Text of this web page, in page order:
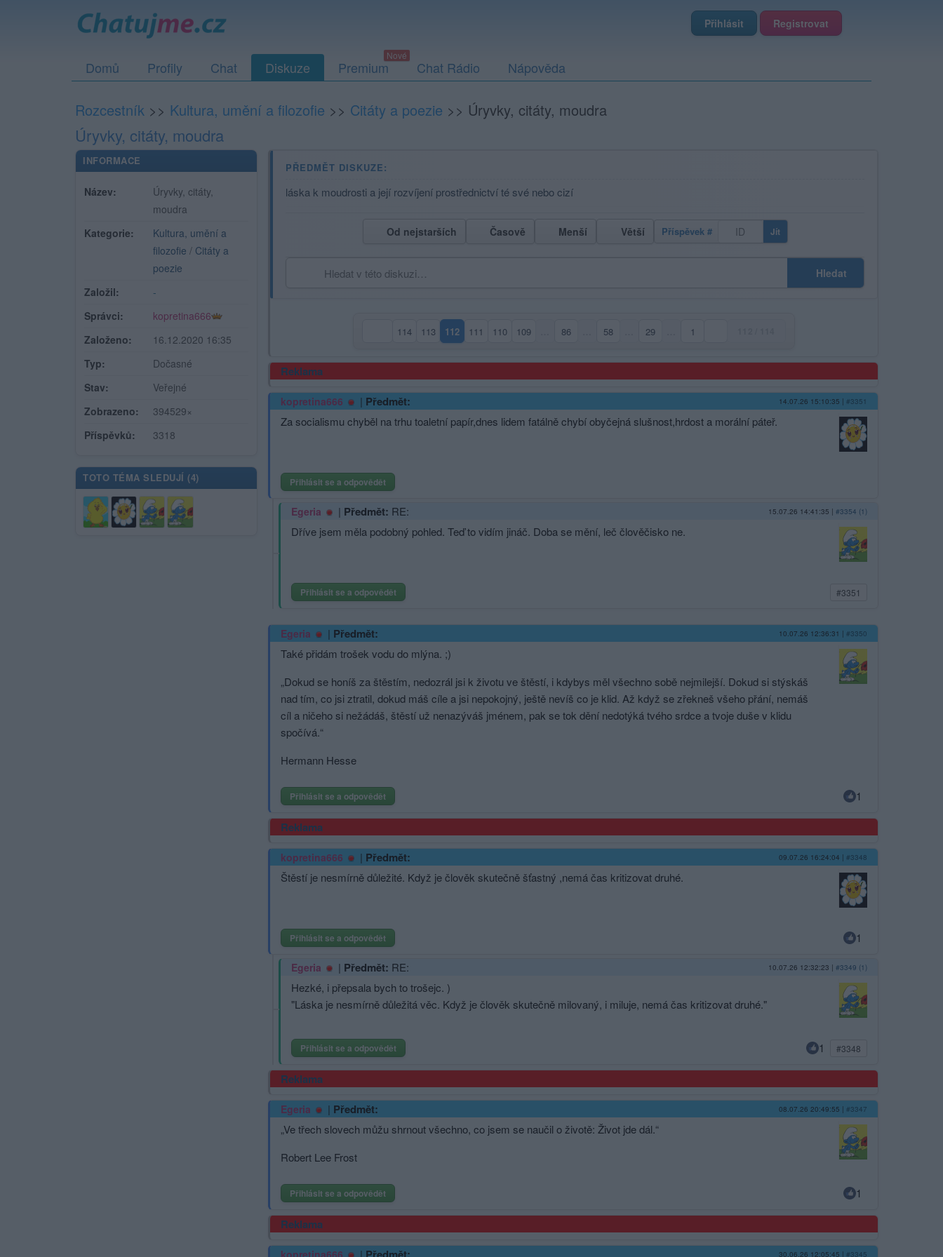
Přihlásit Registrovat
Domů Profily Chat Diskuze Premium Chat Rádio Nápověda
Rozcestník >> Kultura, umění a filozofie >> Citáty a poezie >> Úryvky, citáty, moudra
Úryvky, citáty, moudra
INFORMACE
Název:
Úryvky, citáty,
moudra
Kategorie:
Kultura, umění a
filozofie / Citáty a
poezie
Založil:
-
Správci:
kopretina666
Založeno:
16.12.2020 16:35
Typ:
Dočasné
Stav:
Veřejné
Zobrazeno:
394529×
Příspěvků:
3318
TOTO TÉMA SLEDUJÍ (4)
PŘEDMĚT DISKUZE:
láska k moudrosti a její rozvíjení prostřednictví té své nebo cizí
Od nejstarších Časově Menší Větší Příspěvek # Jít
Hledat
114 113 112(aktuální strana)
111 110 109 86 58 29 1
Reklama
kopretina666 | Předmět: 14.07.26 15:10:35 | #3351
Za socialismu chyběl na trhu toaletní papír,dnes lidem fatálně chybí obyčejná slušnost,hrdost a morální páteř.
Přihlásit se a odpovědět
Egeria | Předmět: RE: 15.07.26 14:41:35 | #3354 (1)
Dříve jsem měla podobný pohled. Teď to vidím jináč. Doba se mění, leč člověčisko ne.
Přihlásit se a odpovědět #3351
Egeria | Předmět: 10.07.26 12:36:31 | #3350
Také přidám trošek vodu do mlýna. ;)
„Dokud se honíš za štěstím, nedozrál jsi k životu ve štěstí, i kdybys měl všechno sobě nejmilejší. Dokud si stýskáš
nad tím, co jsi ztratil, dokud máš cíle a jsi nepokojný, ještě nevíš co je klid. Až když se zřekneš všeho přání, nemáš
cíl a ničeho si nežádáš, štěstí už nenazýváš jménem, pak se tok dění nedotýká tvého srdce a tvoje duše v klidu
spočívá.“
Hermann Hesse
Přihlásit se a odpovědět 1
Reklama
kopretina666 | Předmět: 09.07.26 16:24:04 | #3348
Štěstí je nesmírně důležité. Když je člověk skutečně šťastný ,nemá čas kritizovat druhé.
Přihlásit se a odpovědět 1
Egeria | Předmět: RE: 10.07.26 12:32:23 | #3349 (1)
Hezké, i přepsala bych to trošejc. )
"Láska je nesmírně důležitá věc. Když je člověk skutečně milovaný, i miluje, nemá čas kritizovat druhé."
Přihlásit se a odpovědět 1 #3348
Reklama
Egeria | Předmět: 08.07.26 20:49:55 | #3347
„Ve třech slovech můžu shrnout všechno, co jsem se naučil o životě: Život jde dál.“
Robert Lee Frost
Přihlásit se a odpovědět 1
Reklama
kopretina666 | 30.06.26 12:05:45 | #3345